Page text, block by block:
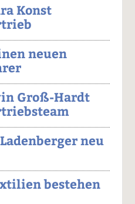
Konst
neuen
Groß-Hardt
neu
bestehen